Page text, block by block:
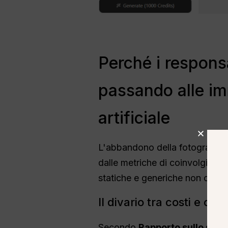
Perché i
passando alle
artificiale
L'abbandono della fotografia
dalle metriche di
statiche e generiche non
Il divario tra costi e